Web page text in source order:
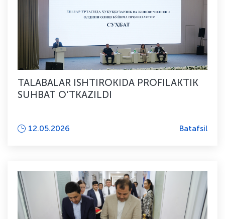
TALABALAR ISHTIROKIDA PROFILAKTIK
SUHBAT O‘TKAZILDI
12.05.2026 Batafsil